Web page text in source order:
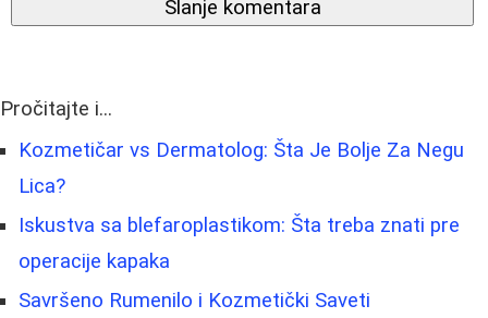
Slanje komentara
Pročitajte i...
Kozmetičar vs Dermatolog: Šta Je Bolje Za Negu
Lica?
Iskustva sa blefaroplastikom: Šta treba znati pre
operacije kapaka
Savršeno Rumenilo i Kozmetički Saveti